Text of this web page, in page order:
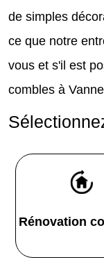
de simples
ce que notre
vous et s'il est
combles à
Rénovation